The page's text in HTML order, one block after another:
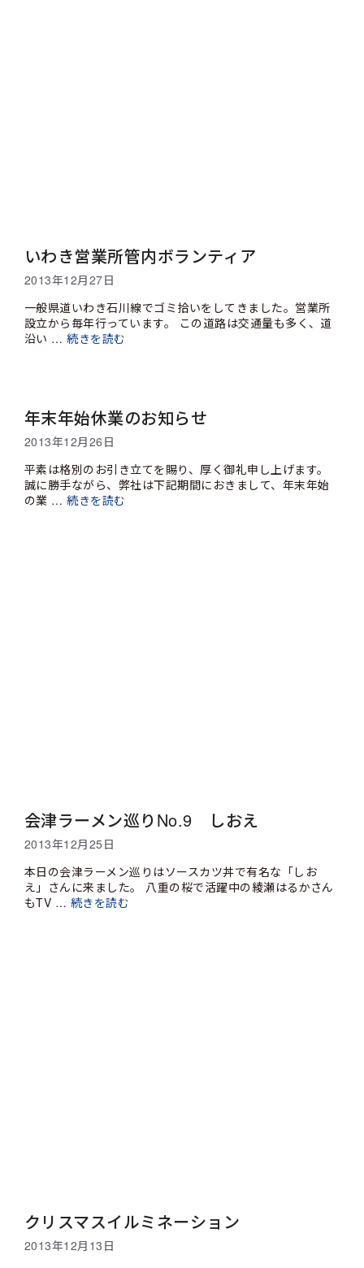
いわき営業所管内ボランティア
2013年12月27日
一般県道いわき石川線でゴミ拾いをしてきました。営業所
設立から毎年行っています。 この道路は交通量も多く、道
沿い …続きを読む
年末年始休業のお知らせ
2013年12月26日
平素は格別のお引き立てを賜り、厚く御礼申し上げます。
誠に勝手ながら、弊社は下記期間におきまして、年末年始
の業 …続きを読む
会津ラーメン巡りNo.9 しおえ
2013年12月25日
本日の会津ラーメン巡りはソースカツ丼で有名な「しお
え」さんに来ました。 八重の桜で活躍中の綾瀬はるかさん
もTV … 続きを読む
クリスマスイルミネーション
2013年12月13日